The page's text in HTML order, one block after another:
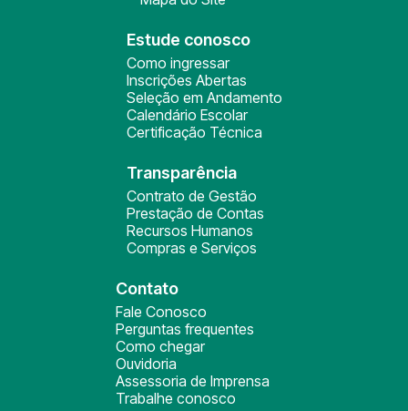
Estude conosco
Como ingressar
Inscrições Abertas
Seleção em Andamento
Calendário Escolar
Certificação Técnica
Transparência
Contrato de Gestão
Prestação de Contas
Recursos Humanos
Compras e Serviços
Contato
Fale Conosco
Perguntas frequentes
Como chegar
Ouvidoria
Assessoria de Imprensa
Trabalhe conosco